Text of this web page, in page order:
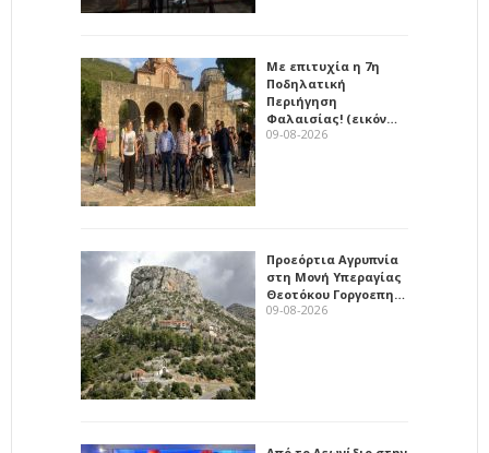
Με επιτυχία η 7η
Ποδηλατική
Περιήγηση
Φαλαισίας! (εικόν…
09-08-2026
Προεόρτια Αγρυπνία
στη Μονή Υπεραγίας
Θεοτόκου Γοργοεπη…
09-08-2026